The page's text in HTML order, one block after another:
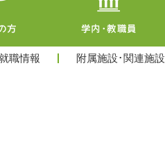
職情報 附属施設･関連施設